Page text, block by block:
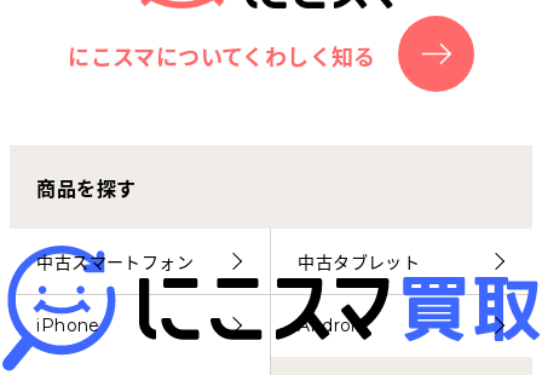
お客さまの声
にこスマ通信
マイページ
にこスマについてくわしく知る
商品を探す
中古スマートフォン 中古タブレット
iPhone Android